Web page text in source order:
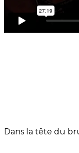
Dans la tête du